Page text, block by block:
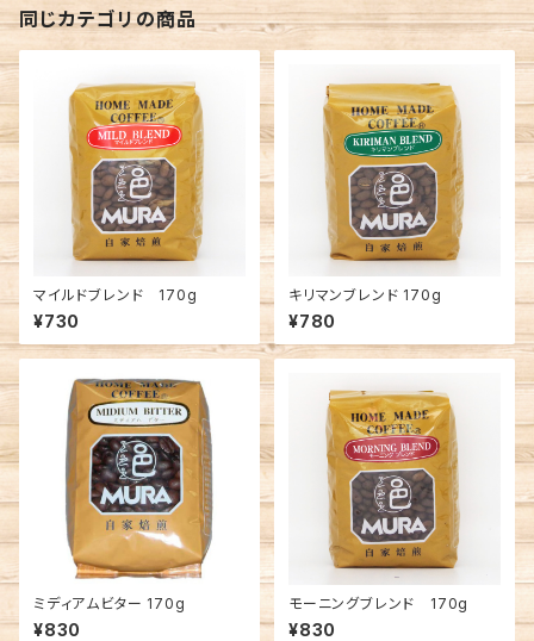
同じカテゴリの商品
マイルドブレンド 170g
¥730
キリマンブレンド 170g
¥780
ミディアムビター 170g
¥830
モーニングブレンド 170g
¥830